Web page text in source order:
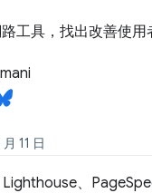
工具，找出改善使用
11 日
、